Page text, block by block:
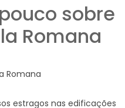
sobre
Romana
Romana
estragos nas edificações